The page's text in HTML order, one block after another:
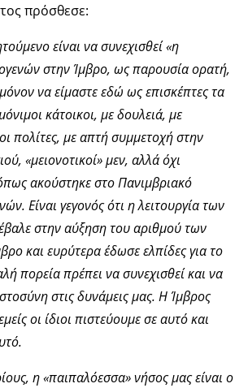
πρόσθεσε:
είναι να συνεχισθεί «η
στην Ίμβρο, ως παρουσία ορατή,
να είμαστε εδώ ως επισκέπτες τα
κάτοικοι, με δουλειά, με
πολίτες, με απτή συμμετοχή στην
«μειονοτικοί» μεν, αλλά όχι
ακούστηκε στο Πανιμβριακό
Είναι γεγονός ότι η λειτουργία των
στην αύξηση του αριθμού των
και ευρύτερα έδωσε ελπίδες για το
πορεία πρέπει να συνεχισθεί και να
στις δυνάμεις μας. Η Ίμβρος
οι ίδιοι πιστεύουμε σε αυτό και
η «παιπαλόεσσα» νήσος μας είναι ο